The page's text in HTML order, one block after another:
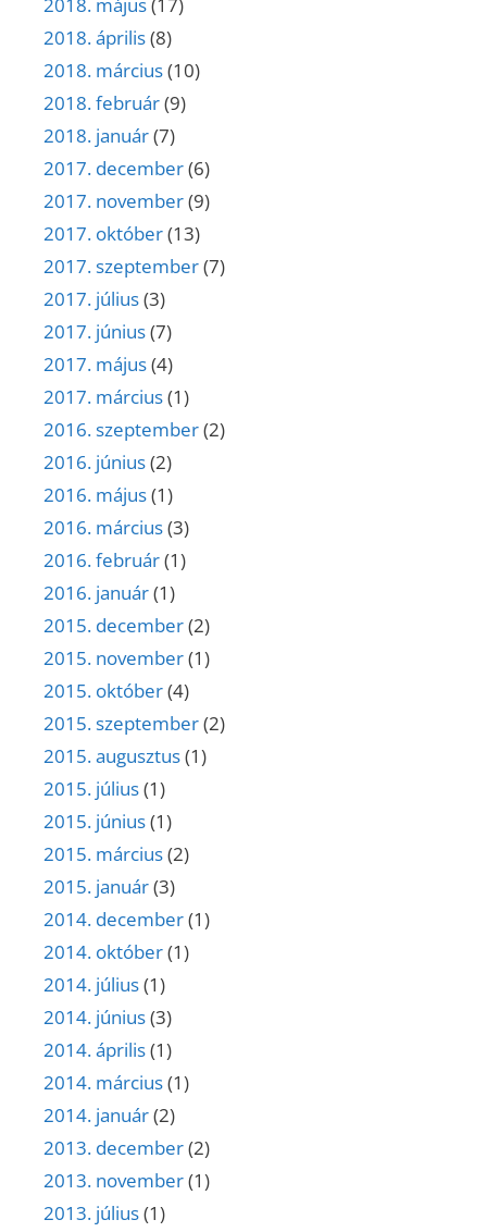
2018. május(17)
2018. április(8)
2018. március(10)
2018. február(9)
2018. január(7)
2017. december(6)
2017. november(9)
2017. október(13)
2017. szeptember(7)
2017. július(3)
2017. június(7)
2017. május(4)
2017. március(1)
2016. szeptember(2)
2016. június(2)
2016. május(1)
2016. március(3)
2016. február(1)
2016. január(1)
2015. december(2)
2015. november(1)
2015. október(4)
2015. szeptember(2)
2015. augusztus(1)
2015. július(1)
2015. június(1)
2015. március(2)
2015. január(3)
2014. december(1)
2014. október(1)
2014. július(1)
2014. június(3)
2014. április(1)
2014. március(1)
2014. január(2)
2013. december(2)
2013. november(1)
2013. július(1)